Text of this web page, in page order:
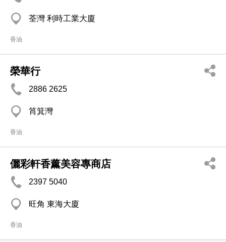
荃灣 利時工業大廈
香油
榮華行
2886 2625
筲箕灣
香油
儷彩軒香薰美容專商店
2397 5040
旺角 東海大廈
香油